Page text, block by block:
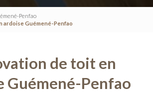
Penfao
ardoise Guémené-Penfao
de toit en
Guémené-Penfao